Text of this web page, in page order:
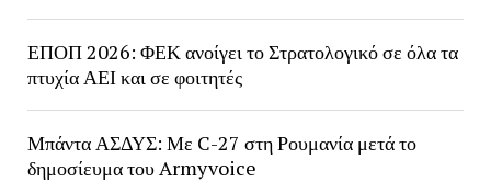
ΕΠΟΠ 2026: ΦΕΚ ανοίγει το Στρατολογικό σε όλα τα
πτυχία ΑΕΙ και σε φοιτητές
Μπάντα ΑΣΔΥΣ: Με C-27 στη Ρουμανία μετά το
δημοσίευμα του Armyvoice